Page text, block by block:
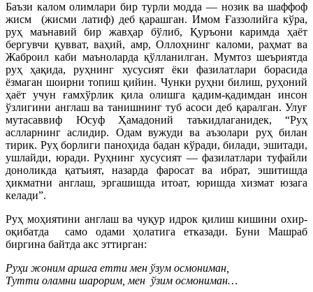
Баъзи калом олимлари бир турли модда — нозик ва шаффоф
жисм (жисми латиф) деб қарашган. Имом Ғаззолийга кўра,
руҳ маънавий бир жавҳар бўлиб, Қуръони каримда ҳаёт
бергувчи қувват, ваҳий, амр, Оллоҳнинг каломи, раҳмат ва
Жаброил каби маъноларда қўлланилган. Мумтоз шеъриятда
руҳ ҳақида, руҳнинг хусусият ёки фазилатлари борасида
ёзмаган шоирни топиш қийин. Чунки руҳни билиш, руҳоний
ҳаёт учун ғамхўрлик қила олишга қадим-қадимдан инсон
ўзлигини англаш ва танишнинг туб асоси деб қаралган. Улуғ
мутасаввиф Юсуф Ҳамадоний таъкидлаганидек, “Руҳ
аслларнинг аслидир. Одам вужуди ва аъзолари руҳ билан
тирик. Руҳ борлиги паноҳида бадан кўради, билади, эшитади,
ушлайди, юради. Руҳнинг хусусият — фазилатлари туфайли
доноликда қатъият, назарда фаросат ва ибрат, эшитишда
ҳикматни англаш, эргашишда итоат, юришда хизмат юзага
келади”.
Руҳ моҳиятини англаш ва чуқур идрок қилиш кишини охир-
оқибатда само одами ҳолатига етказади. Буни Машраб
биргина байтда акс эттирган:
Руҳи жоним аршга етти мен ўзум осмониман,
Тутти оламни шарорим, мен ўзим осмониман…